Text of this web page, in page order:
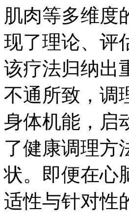
肌肉等多维度
现了理论、评
该疗法归纳出
不通所致，调
身体机能，启
了健康调理方
状。即便在心
适性与针对性